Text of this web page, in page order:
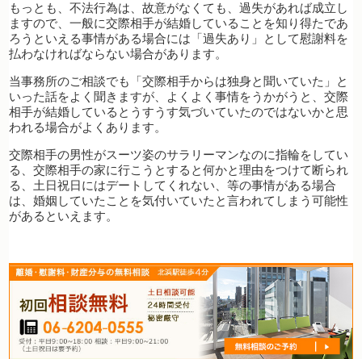
もっとも、不法行為は、故意がなくても、過失があれば成立し
ますので、一般に交際相手が結婚していることを知り得たであ
ろうといえる事情がある場合には「過失あり」として慰謝料を
払わなければならない場合があります。
当事務所のご相談でも「交際相手からは独身と聞いていた」と
いった話をよく聞きますが、よくよく事情をうかがうと、交際
相手が結婚しているとうすうす気づいていたのではないかと思
われる場合がよくあります。
交際相手の男性がスーツ姿のサラリーマンなのに指輪をしてい
る、交際相手の家に行こうとすると何かと理由をつけて断られ
る、土日祝日にはデートしてくれない、等の事情がある場合
は、婚姻していたことを気付いていたと言われてしまう可能性
があるといえます。